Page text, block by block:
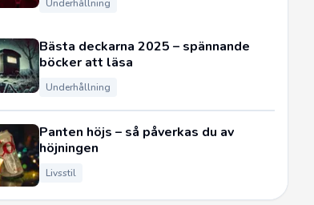
Underhållning
Bästa deckarna 2025 – spännande
böcker att läsa
Underhållning
Panten höjs – så påverkas du av
höjningen
Livsstil